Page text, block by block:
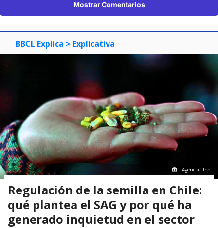
Mostrar Comentarios
BBCL Explica > Explicativa
Agencia Uno
Regulación de la semilla en Chile:
qué plantea el SAG y por qué ha
generado inquietud en el sector